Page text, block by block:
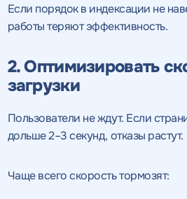
Если порядок в индексации не
работы теряют эффективность.
2. Оптимизировать
загрузки
Пользователи не ждут. Если
дольше 2–3 секунд, отказы растут.
Чаще всего скорость тормозят: